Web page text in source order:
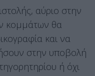
αύριο στην
κομμάτων θα
και να
στην υποβολή
ή όχι